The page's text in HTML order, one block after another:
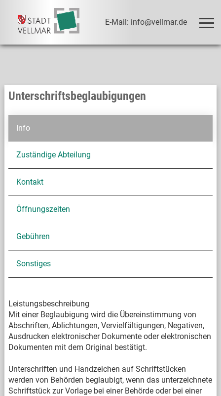
E-Mail: info@vellmar.de
Unterschriftsbeglaubigungen
Info
Zuständige Abteilung
Kontakt
Öffnungszeiten
Gebühren
Sonstiges
Leistungsbeschreibung
Mit einer Beglaubigung wird die Übereinstimmung von
Abschriften, Ablichtungen, Vervielfältigungen, Negativen,
Ausdrucken elektronischer Dokumente oder elektronischen
Dokumenten mit dem Original bestätigt.
Unterschriften und Handzeichen auf Schriftstücken
werden von Behörden beglaubigt, wenn das unterzeichnete
Schriftstück zur Vorlage bei einer Behörde oder bei einer